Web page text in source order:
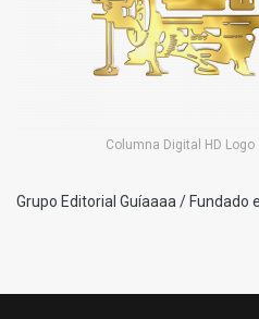
Columna Digital HD Logo
Grupo Editorial Guíaaaa / Fundado